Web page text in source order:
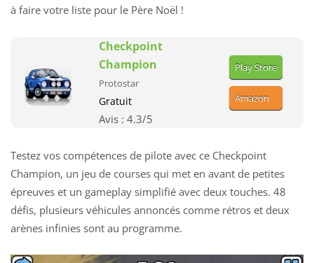
à faire votre liste pour le Père Noël !
Checkpoint
Champion
Protostar
Gratuit
Avis : 4.3/5
Play Store
Amazon
Testez vos compétences de pilote avec ce Checkpoint
Champion, un jeu de courses qui met en avant de petites
épreuves et un gameplay simplifié avec deux touches. 48
défis, plusieurs véhicules annoncés comme rétros et deux
arènes infinies sont au programme.